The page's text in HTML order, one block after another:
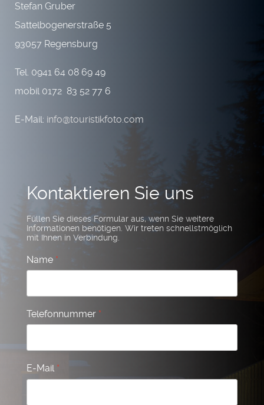
Stefan Gruber
Sattelbogenerstraße 5
93057 Regensburg
Tel. 0941 64 08 69 49
mobil 0172 83 52 77 6
E-Mail: info@touristikfoto.com
Kontaktieren Sie uns
Füllen Sie dieses Formular aus, wenn Sie weitere
Informationen benötigen. Wir treten schnellstmöglich
mit Ihnen in Verbindung.
Name *
Telefonnummer *
E-Mail *